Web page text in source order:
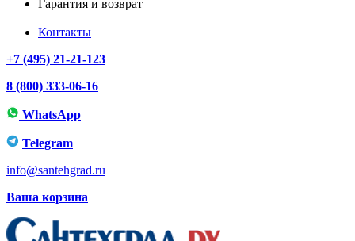
Гарантия и возврат
Контакты
+7 (495) 21-21-123
8 (800) 333-06-16
WhatsApp
Telegram
info@santehgrad.ru
Ваша корзина